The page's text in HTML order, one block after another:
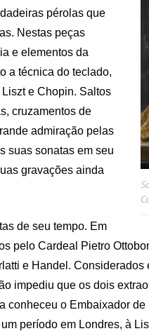
pérolas que
Nestas peças
e elementos da
a técnica do teclado,
e Chopin. Saltos
cruzamentos de
admiração pelas
suas sonatas em seu
gravações ainda
de seu tempo. Em
pelo Cardeal Pietro
e Handel. Considerados
impediu que os dois
conheceu o Embaixador
período em Londres, à